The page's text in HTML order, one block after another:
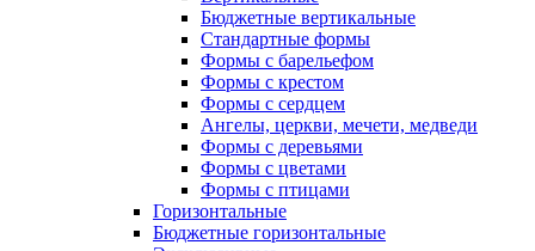
Бюджетные вертикальные
Стандартные формы
Формы с барельефом
Формы с крестом
Формы с сердцем
Ангелы, церкви, мечети, медведи
Формы с деревьями
Формы с цветами
Формы с птицами
Горизонтальные
Бюджетные горизонтальные